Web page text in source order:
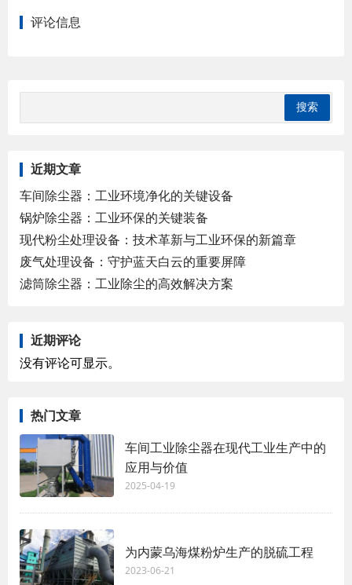
评论信息
近期文章
车间除尘器：工业环境净化的关键设备
锅炉除尘器：工业环保的关键装备
现代粉尘处理设备：技术革新与工业环保的新篇章
废气处理设备：守护蓝天白云的重要屏障
滤筒除尘器：工业除尘的高效解决方案
近期评论
没有评论可显示。
热门文章
车间工业除尘器在现代工业生产中的
应用与价值
2025-04-19
为内蒙乌海煤粉炉生产的脱硫工程
2023-06-21